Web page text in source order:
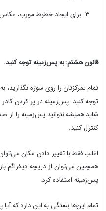
برای ایجاد خطوط مورب، عکاس
قانون هشتم: به پس‌زمینه توجه کنید.
تمام تمرکزتان را روی سوژه نگذارید،
توجه کنید. پس‌زمینه در پر کردن
شاید همیشه نتوانید پس‌زمینه را از
کنترل کنید.
اغلب فقط با تغییر دادن مکان
همچنین می‌توان از دریچه دیافراگم
پس‌زمینه استفاده کرد.
تمام این‌ها بستگی به این دارد که